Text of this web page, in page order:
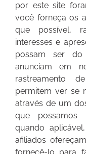
por este site
você forneça os
que possível,
interesses e
possam ser do
anunciam em
rastreamento
permitem ver se
através de um
que possamos
quando
afiliados